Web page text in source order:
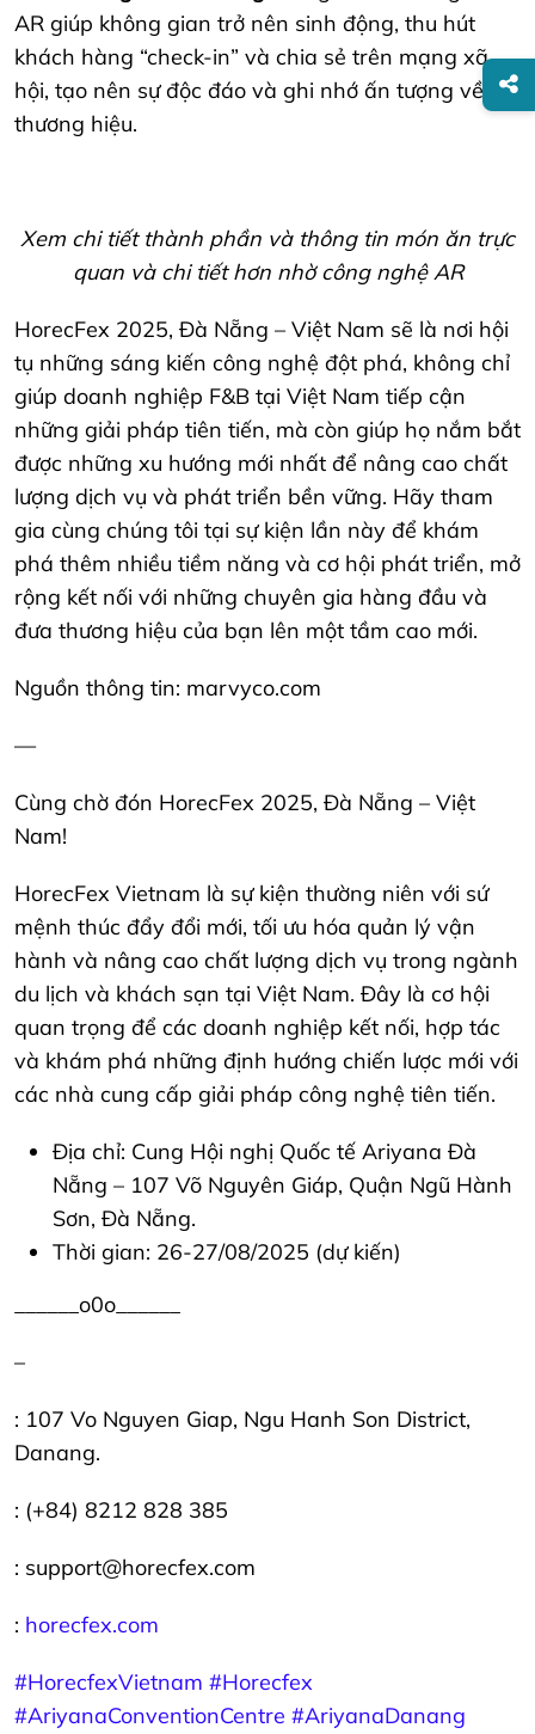
AR giúp không gian trở nên sinh động, thu hút
khách hàng “check-in” và chia sẻ trên mạng xã
hội, tạo nên sự độc đáo và ghi nhớ ấn tượng về
thương hiệu.
Xem chi tiết thành phần và thông tin món ăn trực
quan và chi tiết hơn nhờ công nghệ AR
HorecFex 2025, Đà Nẵng – Việt Nam sẽ là nơi hội
tụ những sáng kiến công nghệ đột phá, không chỉ
giúp doanh nghiệp F&B tại Việt Nam tiếp cận
những giải pháp tiên tiến, mà còn giúp họ nắm bắt
được những xu hướng mới nhất để nâng cao chất
lượng dịch vụ và phát triển bền vững. Hãy tham
gia cùng chúng tôi tại sự kiện lần này để khám
phá thêm nhiều tiềm năng và cơ hội phát triển, mở
rộng kết nối với những chuyên gia hàng đầu và
đưa thương hiệu của bạn lên một tầm cao mới.
Nguồn thông tin: marvyco.com
—
Cùng chờ đón HorecFex 2025, Đà Nẵng – Việt
Nam!
HorecFex Vietnam là sự kiện thường niên với sứ
mệnh thúc đẩy đổi mới, tối ưu hóa quản lý vận
hành và nâng cao chất lượng dịch vụ trong ngành
du lịch và khách sạn tại Việt Nam. Đây là cơ hội
quan trọng để các doanh nghiệp kết nối, hợp tác
và khám phá những định hướng chiến lược mới với
các nhà cung cấp giải pháp công nghệ tiên tiến.
Địa chỉ: Cung Hội nghị Quốc tế Ariyana Đà
Nẵng – 107 Võ Nguyên Giáp, Quận Ngũ Hành
Sơn, Đà Nẵng.
Thời gian: 26-27/08/2025 (dự kiến)
______o0o______
–
: 107 Vo Nguyen Giap, Ngu Hanh Son District,
Danang.
: (+84) 8212 828 385
: support@horecfex.com
: horecfex.com
#HorecfexVietnam #Horecfex
#AriyanaConventionCentre #AriyanaDanang